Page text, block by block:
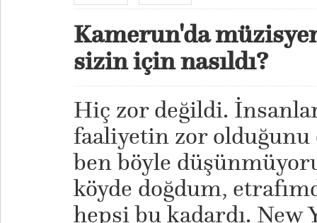
Kamerun'da
sizin için nasıldı?
Hiç zor değildi.
faaliyetin zor
ben böyle
köyde doğdum,
hepsi bu kadardı. New